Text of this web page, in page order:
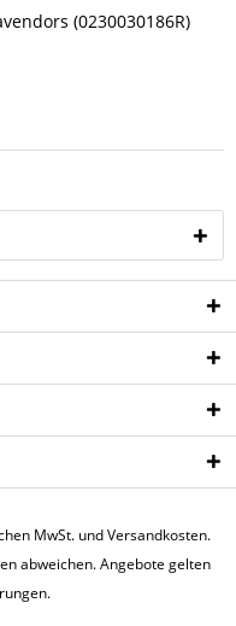
(0230030186R)
MwSt. und Versandkosten.
abweichen. Angebote gelten